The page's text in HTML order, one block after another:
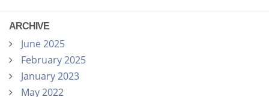
ARCHIVE
June 2025
February 2025
January 2023
May 2022